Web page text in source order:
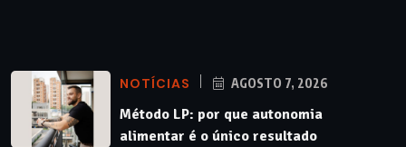
NOTÍCIAS AGOSTO 7, 2026
Método LP: por que autonomia
alimentar é o único resultado